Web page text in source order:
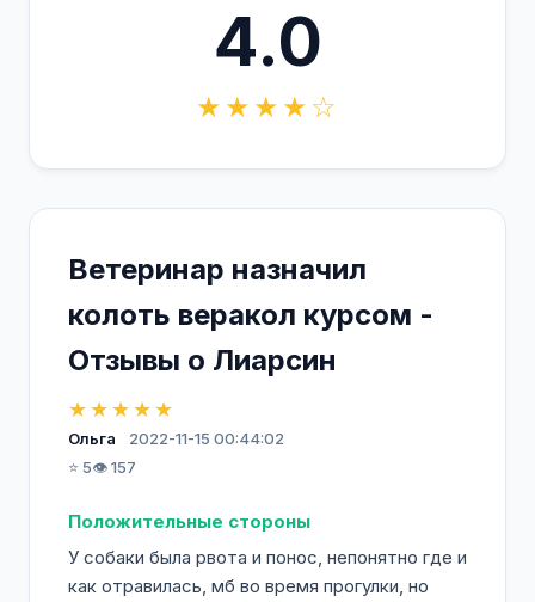
4.0
★★★★☆
Ветеринар назначил
колоть веракол курсом -
Отзывы о Лиарсин
★★★★★
Ольга
2022-11-15 00:44:02
⭐ 5👁️ 157
Положительные стороны
У собаки была рвота и понос, непонятно где и
как отравилась, мб во время прогулки, но